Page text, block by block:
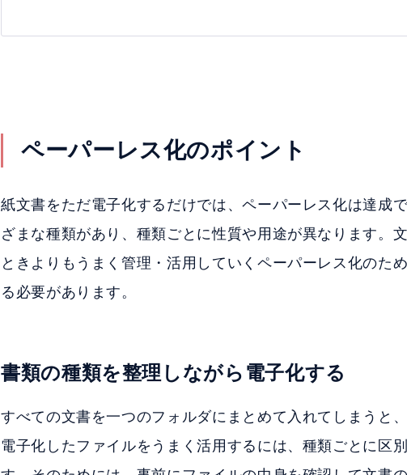
ペーパーレス化のポイント
紙文書をただ電子化するだけでは、ペーパーレス化は達成
ざまな種類があり、種類ごとに性質や用途が異なります。
ときよりもうまく管理・活用していくペーパーレス化のた
る必要があります。
書類の種類を整理しながら電子化する
すべての文書を一つのフォルダにまとめて入れてしまうと
電子化したファイルをうまく活用するには、種類ごとに区